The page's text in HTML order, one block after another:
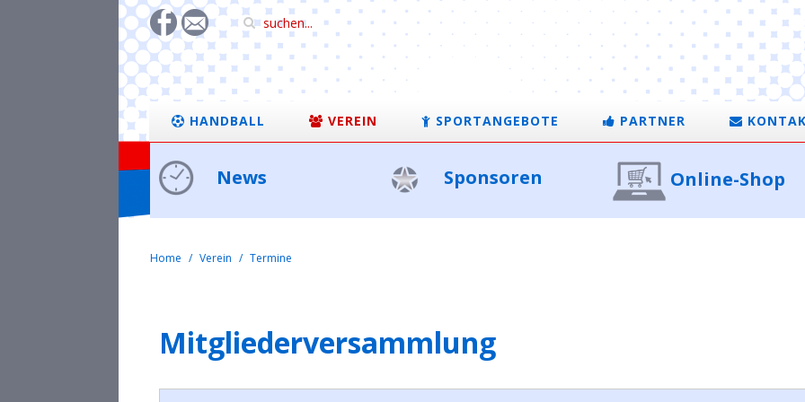
HANDBALL VEREIN SPORTANGEBOTE PARTNER
News Sponsoren Online-Shop
Home Verein Termine
Mitgliederversammlung